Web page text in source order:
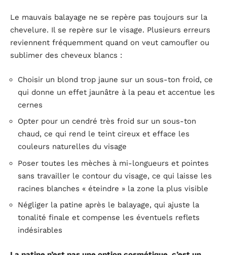
Le mauvais balayage ne se repère pas toujours sur la
chevelure. Il se repère sur le visage. Plusieurs erreurs
reviennent fréquemment quand on veut camoufler ou
sublimer des cheveux blancs :
Choisir un blond trop jaune sur un sous-ton froid, ce
qui donne un effet jaunâtre à la peau et accentue les
cernes
Opter pour un cendré très froid sur un sous-ton
chaud, ce qui rend le teint cireux et efface les
couleurs naturelles du visage
Poser toutes les mèches à mi-longueurs et pointes
sans travailler le contour du visage, ce qui laisse les
racines blanches « éteindre » la zone la plus visible
Négliger la patine après le balayage, qui ajuste la
tonalité finale et compense les éventuels reflets
indésirables